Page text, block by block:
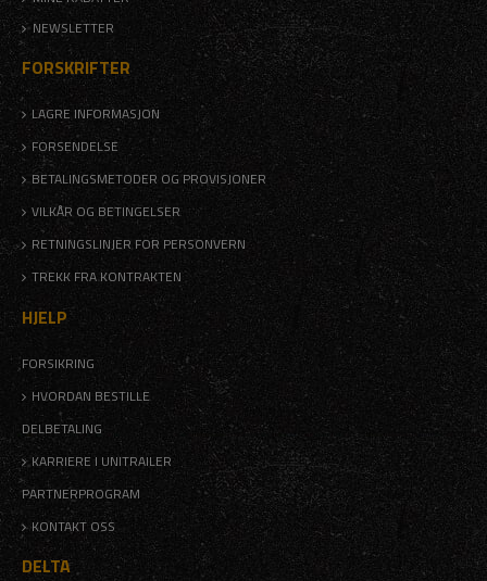
NEWSLETTER
FORSKRIFTER
LAGRE INFORMASJON
FORSENDELSE
BETALINGSMETODER OG PROVISJONER
VILKÅR OG BETINGELSER
RETNINGSLINJER FOR PERSONVERN
TREKK FRA KONTRAKTEN
HJELP
FORSIKRING
HVORDAN BESTILLE
DELBETALING
KARRIERE I UNITRAILER
PARTNERPROGRAM
KONTAKT OSS
DELTA